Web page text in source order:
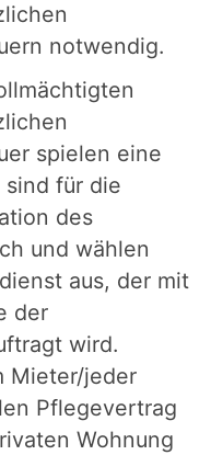
notwendig.
spielen eine
für die
des
und wählen
aus, der mit
der
wird.
Mieter/jeder
Pflegevertrag
Wohnung